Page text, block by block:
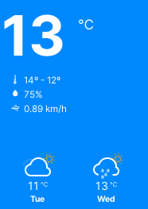
13 ℃
14º - 12º
75%
0.89 km/h
11 ℃
Tue
13 ℃
Wed